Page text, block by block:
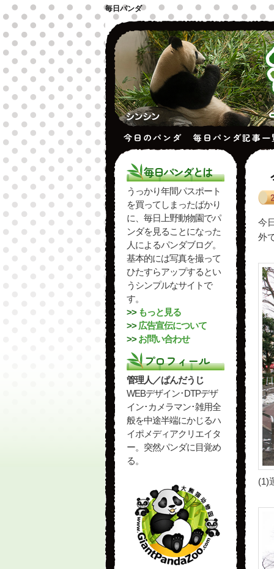
毎日パンダ
今日のパンダ 毎日パンダ記事一
毎日パンダとは
うっかり年間パスポート
を買ってしまったばかり
に、毎日上野動物園でパ
ンダを見ることになった
人によるパンダブログ。
基本的には写真を撮って
ひたすらアップするとい
うシンプルなサイトで
す。
>> もっと見る
>>広告宣伝について
>>お問い合わせ
プロフィール
管理人／ぱんだうじ
WEBデザイン･DTPデザ
イン･カメラマン･雑用全
般を中途半端にかじるハ
イポメディアクリエイタ
ー。突然パンダに目覚め
る。
今
外
(1)